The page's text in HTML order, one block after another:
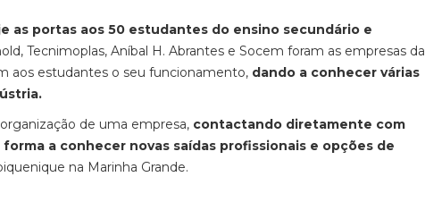
as portas aos 50 estudantes do ensino secundário e
Tecnimoplas, Aníbal H. Abrantes e Socem foram as empresas da
aos estudantes o seu funcionamento, dando a conhecer várias
de uma empresa, contactando diretamente com
a conhecer novas saídas profissionais e opções de
na Marinha Grande.